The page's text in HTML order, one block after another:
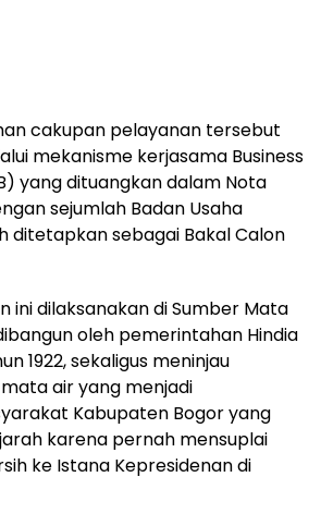
cakupan pelayanan tersebut
mekanisme kerjasama Business
yang dituangkan dalam Nota
sejumlah Badan Usaha
ditetapkan sebagai Bakal Calon
ini dilaksanakan di Sumber Mata
oleh pemerintahan Hindia
1922, sekaligus meninjau
air yang menjadi
Kabupaten Bogor yang
karena pernah mensuplai
ke Istana Kepresidenan di